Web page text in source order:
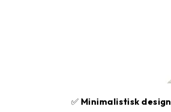
✅ Minimalistisk design